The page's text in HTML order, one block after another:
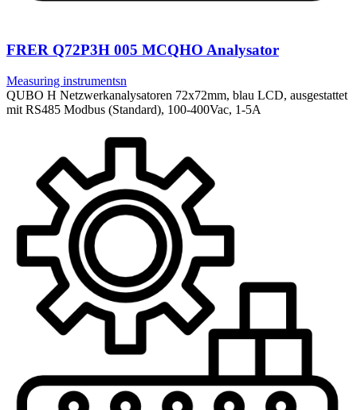
FRER Q72P3H 005 MCQHO Analysator
Measuring instrumentsn
QUBO H Netzwerkanalysatoren 72x72mm, blau LCD, ausgestattet
mit RS485 Modbus (Standard), 100-400Vac, 1-5A